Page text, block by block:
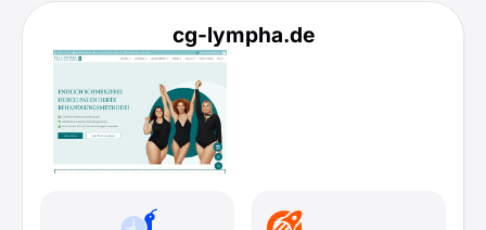
cg-lympha.de